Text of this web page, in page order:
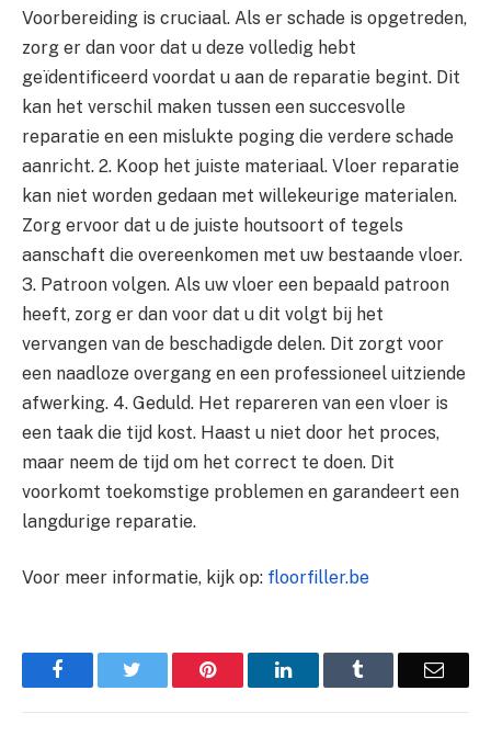
Voorbereiding is cruciaal. Als er schade is opgetreden,
zorg er dan voor dat u deze volledig hebt
geïdentificeerd voordat u aan de reparatie begint. Dit
kan het verschil maken tussen een succesvolle
reparatie en een mislukte poging die verdere schade
aanricht. 2. Koop het juiste materiaal. Vloer reparatie
kan niet worden gedaan met willekeurige materialen.
Zorg ervoor dat u de juiste houtsoort of tegels
aanschaft die overeenkomen met uw bestaande vloer.
3. Patroon volgen. Als uw vloer een bepaald patroon
heeft, zorg er dan voor dat u dit volgt bij het
vervangen van de beschadigde delen. Dit zorgt voor
een naadloze overgang en een professioneel uitziende
afwerking. 4. Geduld. Het repareren van een vloer is
een taak die tijd kost. Haast u niet door het proces,
maar neem de tijd om het correct te doen. Dit
voorkomt toekomstige problemen en garandeert een
langdurige reparatie.
Voor meer informatie, kijk op: floorfiller.be
Facebook Pinterest LinkedIn Email